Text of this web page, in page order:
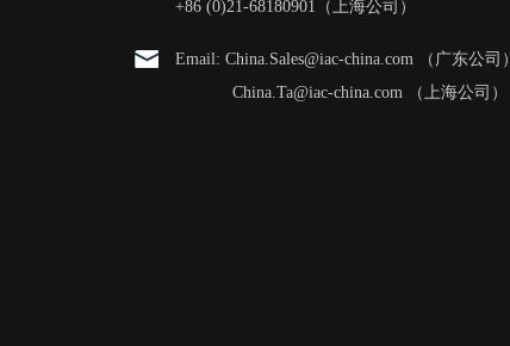
+86 (0)21-68180901（上海公司）
Email: China.Sales@iac-china.com （广东公司）
China.Ta@iac-china.com （上海公司）